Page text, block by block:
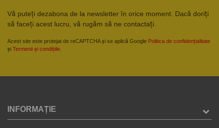
Vă puteți dezabona de la newsletter în orice moment. Dacă doriți
să faceți acest lucru, vă rugăm să ne contactați.
Acest site este protejat de reCAPTCHA și se aplică Google Politica de confidențialitate
și Termenii și condițiile
INFORMAȚIE